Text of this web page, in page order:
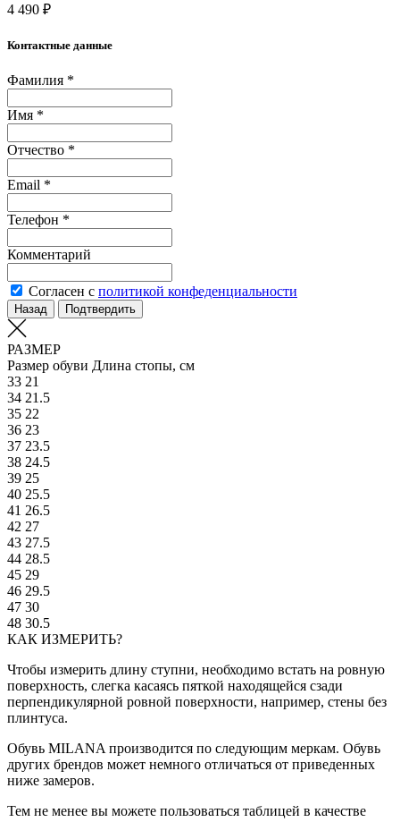
4 490 ₽
Контактные данные
Фамилия *
Имя *
Отчество *
Email *
Телефон *
Комментарий
Согласен с политикой конфеденциальности
Назад Подтвердить
РАЗМЕР
Размер обуви Длина стопы, см
33 21
34 21.5
35 22
36 23
37 23.5
38 24.5
39 25
40 25.5
41 26.5
42 27
43 27.5
44 28.5
45 29
46 29.5
47 30
48 30.5
КАК ИЗМЕРИТЬ?
Чтобы измерить длину ступни, необходимо встать на ровную
поверхность, слегка касаясь пяткой находящейся сзади
перпендикулярной ровной поверхности, например, стены без
плинтуса.
Обувь MILANA производится по следующим меркам. Обувь
других брендов может немного отличаться от приведенных
ниже замеров.
Тем не менее вы можете пользоваться таблицей в качестве